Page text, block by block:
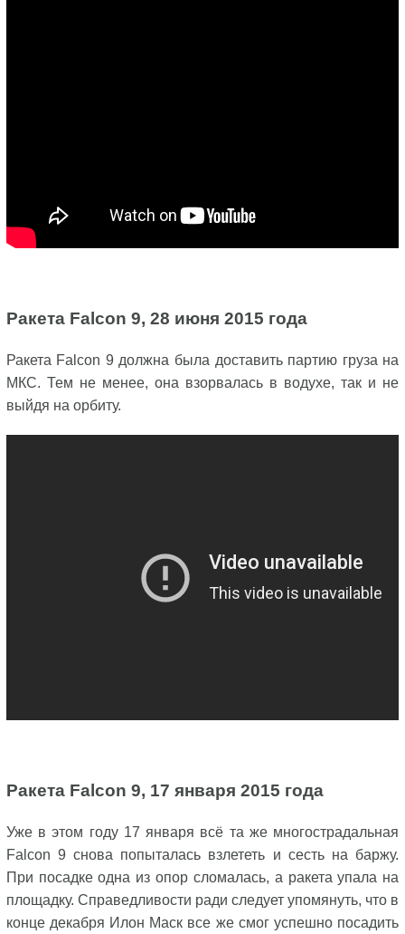
Ракета Falcon 9, 28 июня 2015 года
Ракета Falcon 9 должна была доставить партию груза на
МКС. Тем не менее, она взорвалась в водухе, так и не
выйдя на орбиту.
Ракета Falcon 9, 17 января 2015 года
Уже в этом году 17 января всё та же многострадальная
Falcon 9 снова попыталась взлететь и сесть на баржу.
При посадке одна из опор сломалась, а ракета упала на
площадку. Справедливости ради следует упомянуть, что в
конце декабря Илон Маск все же смог успешно посадить